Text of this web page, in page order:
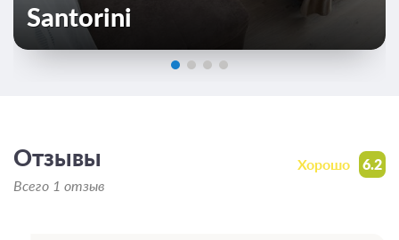
Santorini
6.2
Хорошо
Отзывы
Всего 1 отзыв